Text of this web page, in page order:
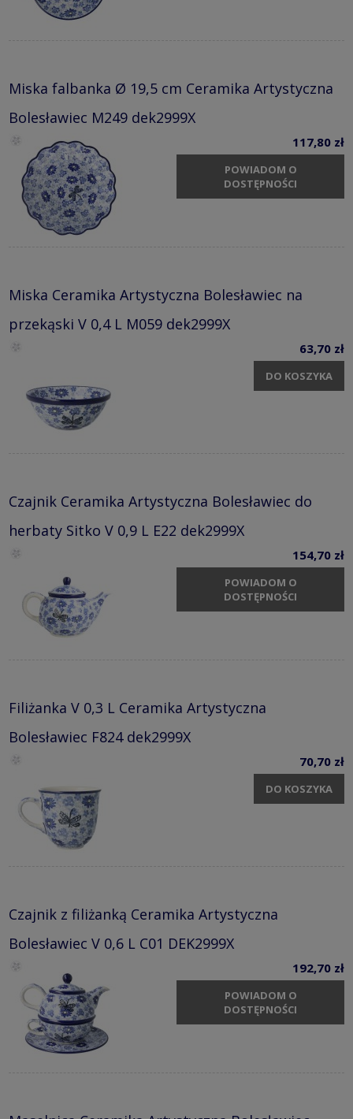
Miska falbanka Ø 19,5 cm Ceramika Artystyczna
Bolesławiec M249 dek2999X
117,80 zł
POWIADOM O
DOSTĘPNOŚCI
Miska Ceramika Artystyczna Bolesławiec na
przekąski V 0,4 L M059 dek2999X
63,70 zł
DO KOSZYKA
Czajnik Ceramika Artystyczna Bolesławiec do
herbaty Sitko V 0,9 L E22 dek2999X
154,70 zł
POWIADOM O
DOSTĘPNOŚCI
Filiżanka V 0,3 L Ceramika Artystyczna
Bolesławiec F824 dek2999X
70,70 zł
DO KOSZYKA
Czajnik z filiżanką Ceramika Artystyczna
Bolesławiec V 0,6 L C01 DEK2999X
192,70 zł
POWIADOM O
DOSTĘPNOŚCI